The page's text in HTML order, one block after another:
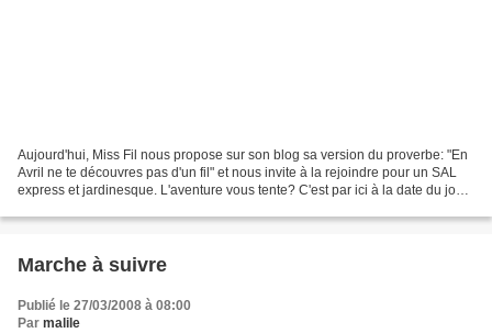
Aujourd'hui, Miss Fil nous propose sur son blog sa version du proverbe: "En
Avril ne te découvres pas d'un fil" et nous invite à la rejoindre pour un SAL
express et jardinesque. L'aventure vous tente? C'est par ici à la date du jour.
Marche à suivre
Publié le 27/03/2008 à 08:00
Par malile